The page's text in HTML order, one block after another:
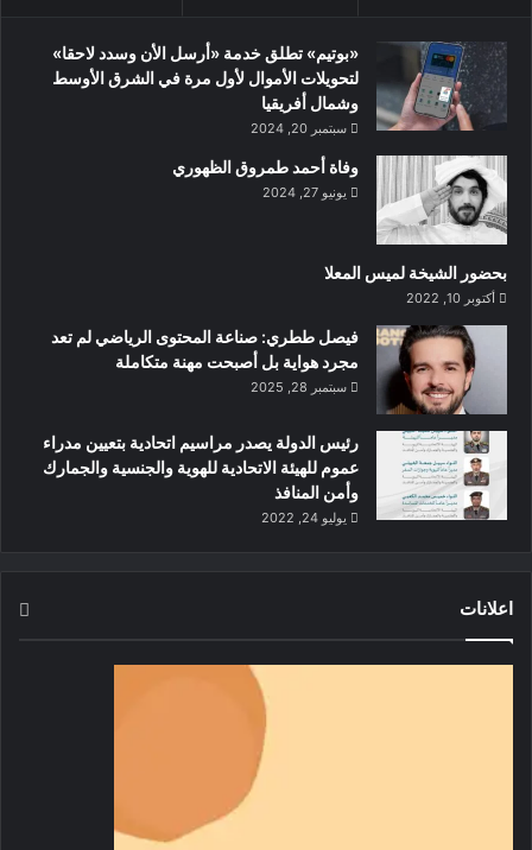
«بوتيم» تطلق خدمة «أرسل الأن وسدد لاحقا»
لتحويلات الأموال لأول مرة في الشرق الأوسط
وشمال أفريقيا
سبتمبر 20, 2024
وفاة أحمد طمروق الظهوري
يونيو 27, 2024
بحضور الشيخة لميس المعلا
أكتوبر 10, 2022
‏فيصل ططري: صناعة المحتوى الرياضي لم تعد
مجرد هواية بل أصبحت مهنة متكاملة
سبتمبر 28, 2025
رئيس الدولة يصدر مراسيم اتحادية بتعيين مدراء
عموم للهيئة الاتحادية للهوية والجنسية والجمارك
وأمن المنافذ
يوليو 24, 2022
اعلانات